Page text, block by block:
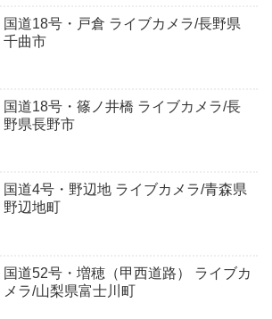
国道18号・戸倉 ライブカメラ/長野県
千曲市
国道18号・篠ノ井橋 ライブカメラ/長
野県長野市
国道4号・野辺地 ライブカメラ/青森県
野辺地町
国道52号・増穂（甲西道路） ライブカ
メラ/山梨県富士川町